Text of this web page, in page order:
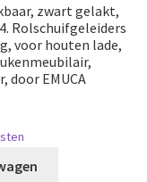
zwart gelakt,
Rolschuifgeleiders
voor houten lade,
door EMUCA